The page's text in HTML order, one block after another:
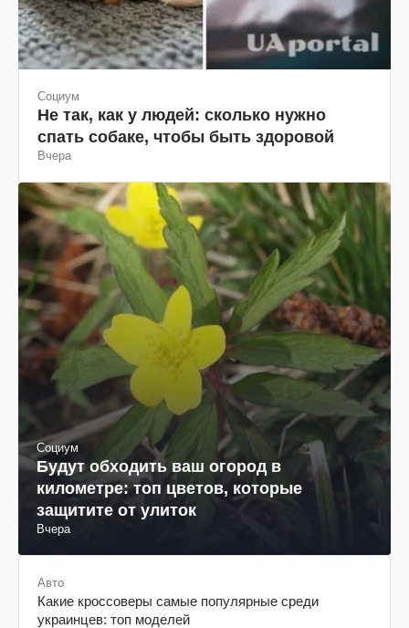
Социум
Не так, как у людей: сколько нужно
спать собаке, чтобы быть здоровой
Вчера
Социум
Будут обходить ваш огород в
километре: топ цветов, которые
защитите от улиток
Вчера
Авто
Какие кроссоверы самые популярные среди
украинцев: топ моделей